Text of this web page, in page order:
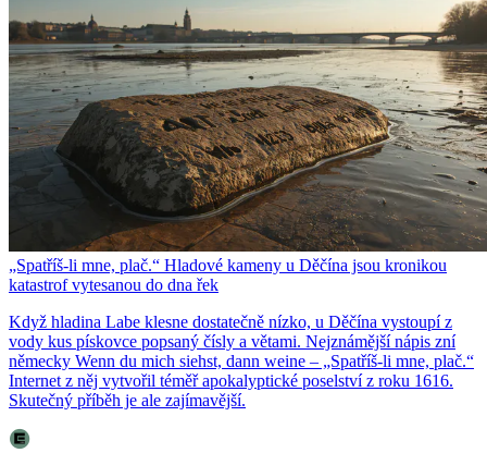
„Spatříš-li mne, plač.“ Hladové kameny u Děčína jsou kronikou
katastrof vytesanou do dna řek
Když hladina Labe klesne dostatečně nízko, u Děčína vystoupí z
vody kus pískovce popsaný čísly a větami. Nejznámější nápis zní
německy Wenn du mich siehst, dann weine – „Spatříš-li mne, plač.“
Internet z něj vytvořil téměř apokalyptické poselství z roku 1616.
Skutečný příběh je ale zajímavější.